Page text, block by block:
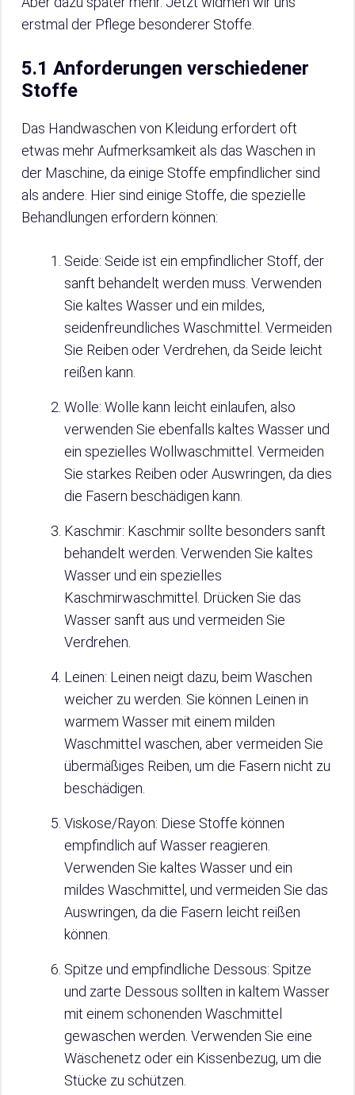
erstmal der Pflege besonderer Stoffe.
5.1 Anforderungen verschiedener
Stoffe
Das Handwaschen von Kleidung erfordert oft
etwas mehr Aufmerksamkeit als das Waschen in
der Maschine, da einige Stoffe empfindlicher sind
als andere. Hier sind einige Stoffe, die spezielle
Behandlungen erfordern können:
Seide: Seide ist ein empfindlicher Stoff, der
sanft behandelt werden muss. Verwenden
Sie kaltes Wasser und ein mildes,
seidenfreundliches Waschmittel. Vermeiden
Sie Reiben oder Verdrehen, da Seide leicht
reißen kann.
Wolle: Wolle kann leicht einlaufen, also
verwenden Sie ebenfalls kaltes Wasser und
ein spezielles Wollwaschmittel. Vermeiden
Sie starkes Reiben oder Auswringen, da dies
die Fasern beschädigen kann.
Kaschmir: Kaschmir sollte besonders sanft
behandelt werden. Verwenden Sie kaltes
Wasser und ein spezielles
Kaschmirwaschmittel. Drücken Sie das
Wasser sanft aus und vermeiden Sie
Verdrehen.
Leinen: Leinen neigt dazu, beim Waschen
weicher zu werden. Sie können Leinen in
warmem Wasser mit einem milden
Waschmittel waschen, aber vermeiden Sie
übermäßiges Reiben, um die Fasern nicht zu
beschädigen.
Viskose/Rayon: Diese Stoffe können
empfindlich auf Wasser reagieren.
Verwenden Sie kaltes Wasser und ein
mildes Waschmittel, und vermeiden Sie das
Auswringen, da die Fasern leicht reißen
können.
Spitze und empfindliche Dessous: Spitze
und zarte Dessous sollten in kaltem Wasser
mit einem schonenden Waschmittel
gewaschen werden. Verwenden Sie eine
Wäschenetz oder ein Kissenbezug, um die
Stücke zu schützen.